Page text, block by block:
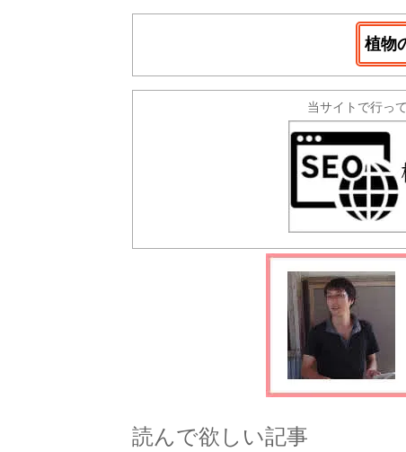
植物
当サイトで行っ
読んで欲しい記事